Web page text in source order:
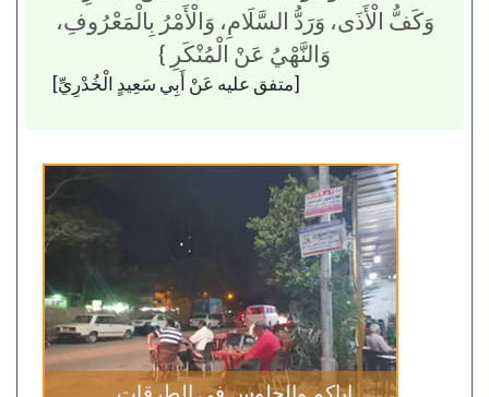
وَكَفُّ الْأَذَى، وَرَدُّ السَّلَامِ، وَالْأَمْرُ بِالْمَعْرُوفِ،
وَالنَّهْيُ عَنْ الْمُنْكَرِ }
[متفق عليه عَنْ أَبِي سَعِيدٍ الْخُدْرِيِّ]